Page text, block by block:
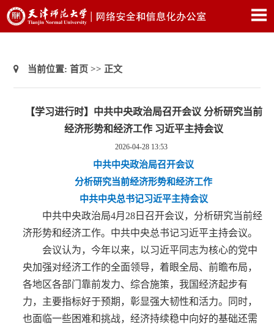
当前位置:首页 >> 正文
【学习进行时】中共中央政治局召开会议 分析研究当前
经济形势和经济工作 习近平主持会议
2026-04-28 13:53
中共中央政治局召开会议
分析研究当前经济形势和经济工作
中共中央总书记习近平主持会议
中共中央政治局4月28日召开会议，分析研究当前经
济形势和经济工作。中共中央总书记习近平主持会议。
会议认为，今年以来，以习近平同志为核心的党中
央加强对经济工作的全面领导，着眼全局、前瞻布局，
各地区各部门靠前发力、综合施策，我国经济起步有
力，主要指标好于预期，彰显强大韧性和活力。同时，
也面临一些困难和挑战，经济持续稳中向好的基础还需